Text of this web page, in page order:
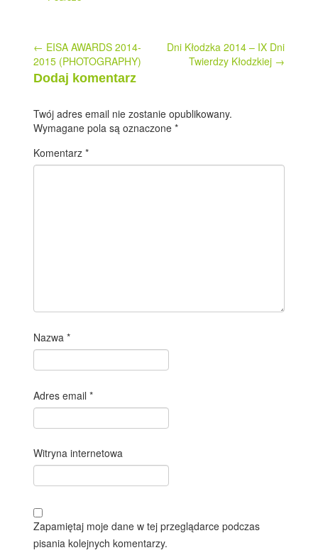
Post
navigation
← EISA AWARDS 2014-
2015 (PHOTOGRAPHY)
Dni Kłodzka 2014 – IX Dni
Twierdzy Kłodzkiej →
Dodaj komentarz
Twój adres email nie zostanie opublikowany.
Wymagane pola są oznaczone*
Komentarz*
Nazwa*
Adres email*
Witryna internetowa
Zapamiętaj moje dane w tej przeglądarce podczas
pisania kolejnych komentarzy.